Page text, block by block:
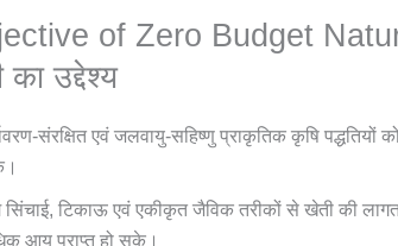
of Zero Budget
उद्देश्य
संरक्षित एवं जलवायु-सहिष्णु प्राकृतिक कृषि पद्धतियों
टिकाऊ एवं एकीकृत जैविक तरीकों से खेती की
आय प्राप्त हो सके।